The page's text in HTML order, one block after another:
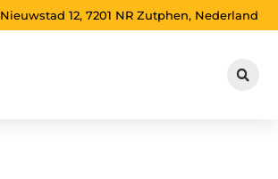
Nieuwstad 12, 7201 NR Zutphen, Nederland